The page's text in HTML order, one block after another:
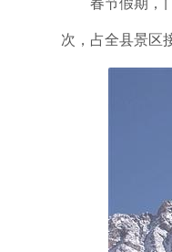
春节假期，
次，占全县景区